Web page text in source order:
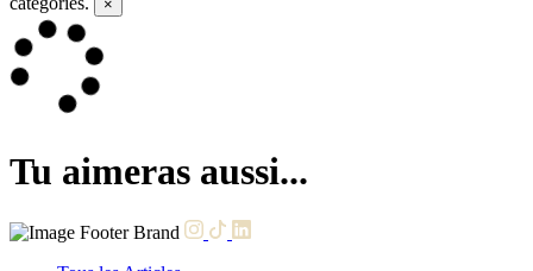
×
Tu aimeras aussi...